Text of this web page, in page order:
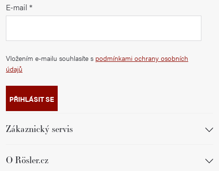
E-mail
Vložením e-mailu souhlasíte s podmínkami ochrany osobních
údajů
PŘIHLÁSIT SE
Zákaznický servis
O Rösler.cz